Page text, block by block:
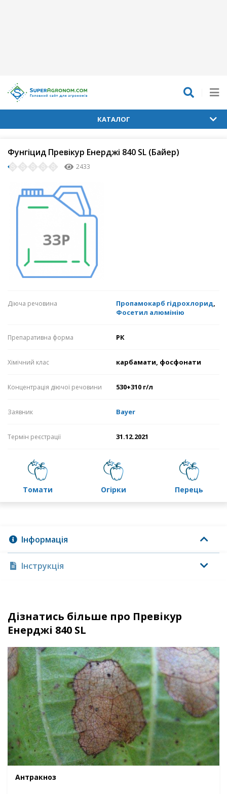
КАТАЛОГ
Фунгіцид Превікур Енерджі 840 SL (Байер)
2433
Діюча речовина Пропамокарб гідрохлорид,
Фосетил алюмінію
Препаративна форма РК
Хімічний клас карбамати, фосфонати
Концентрація діючої речовини 530+310 г/л
Заявник Bayer
Термін реєстрації 31.12.2021
томати огірки перець
Інформація
Інструкція
Дізнатись більше про Превікур
Енерджі 840 SL
Антракноз